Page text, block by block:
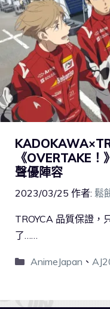
《OVERTAKE
聲優陣容
2023/03/25 作者: 鬆
TROYCA 品質保證，
了……
AnimeJapan 、